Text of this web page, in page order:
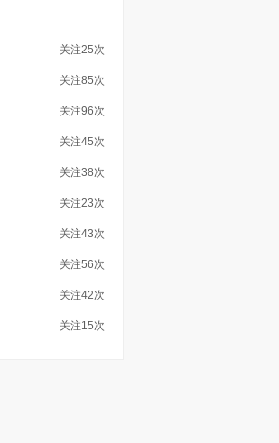
关注25次
关注85次
关注96次
关注45次
关注38次
关注23次
关注43次
关注56次
关注42次
关注15次